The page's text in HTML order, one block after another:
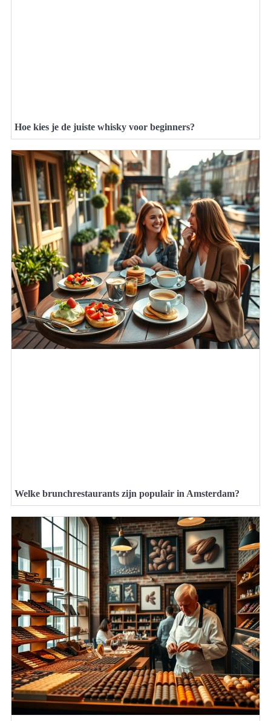
Hoe kies je de juiste whisky voor beginners?
Welke brunchrestaurants zijn populair in Amsterdam?